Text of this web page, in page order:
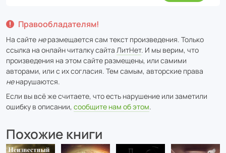
Правообладателям!
На сайте неразмещается сам текст произведения. Только
ссылка на онлайн читалку сайта ЛитНет. И мы верим, что
произведения на этом сайте размещены, или самими
авторами, или с их согласия. Тем самым, авторские права
ненарушаются.
Если вы всё же считаете, что есть нарушение или заметили
ошибку в описании, сообщите нам об этом.
Похожие книги